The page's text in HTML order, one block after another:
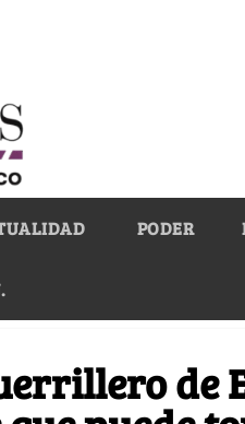
PODER
de